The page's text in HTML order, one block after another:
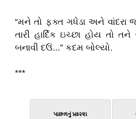
“મને તો ફક્ત ગધેડા અને
તારી હાર્દિક ઇચ્છા હોય તો
બનાવી દઉં...” કદમ બોલ્યો.
***
પાછળનું પ્રકરણ